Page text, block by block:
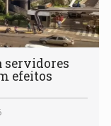
servidores
efeitos